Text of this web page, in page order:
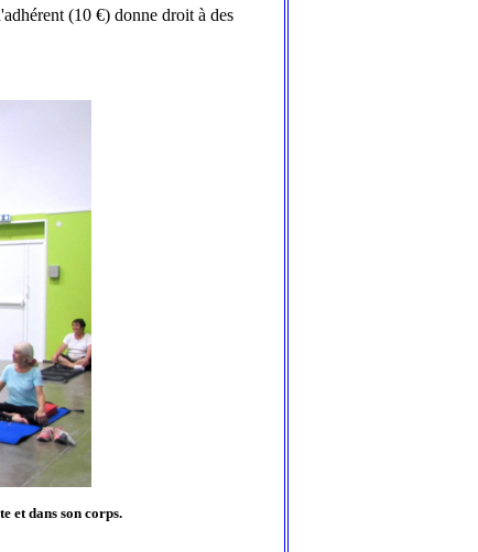
(10 €) donne droit à des
et dans son corps.